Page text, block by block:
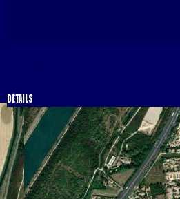
Détails
Date Heure Compétition
21 Mar.
26
14:00 Amical